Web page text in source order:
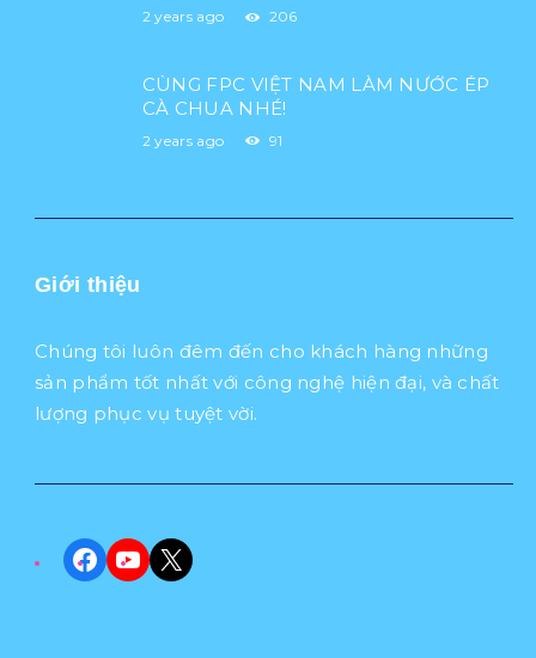
2 years ago 206
CÙNG FPC VIỆT NAM LÀM NƯỚC ÉP
CÀ CHUA NHÉ!
2 years ago 91
Giới thiệu
Chúng tôi luôn đêm đến cho khách hàng những
sản phẩm tốt nhất với công nghệ hiện đại, và chất
lượng phục vụ tuyệt vời.
Facebook
YouTube
X